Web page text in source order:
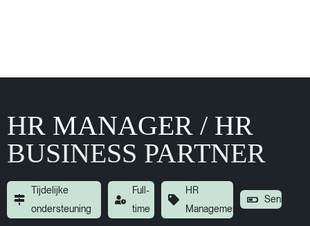
HR MANAGER / HR
BUSINESS PARTNER
Tijdelijke
ondersteuning
Full-
time
HR
Management
Senior